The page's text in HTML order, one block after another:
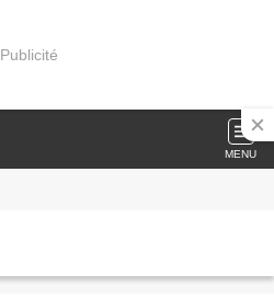
Publicité
MENU